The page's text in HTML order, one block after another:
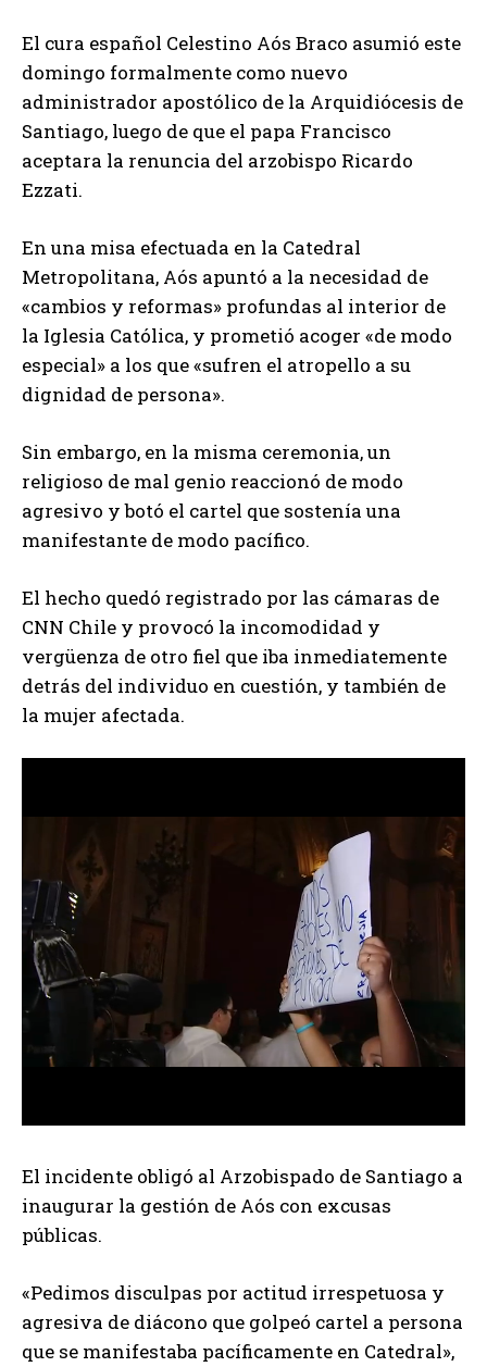
El cura español Celestino Aós Braco asumió este
domingo formalmente como nuevo
administrador apostólico de la Arquidiócesis de
Santiago, luego de que el papa Francisco
aceptara la renuncia del arzobispo Ricardo
Ezzati.
En una misa efectuada en la Catedral
Metropolitana, Aós apuntó a la necesidad de
«cambios y reformas» profundas al interior de
la Iglesia Católica, y prometió acoger «de modo
especial» a los que «sufren el atropello a su
dignidad de persona».
Sin embargo, en la misma ceremonia, un
religioso de mal genio reaccionó de modo
agresivo y botó el cartel que sostenía una
manifestante de modo pacífico.
El hecho quedó registrado por las cámaras de
CNN Chile y provocó la incomodidad y
vergüenza de otro fiel que iba inmediatemente
detrás del individuo en cuestión, y también de
la mujer afectada.
El incidente obligó al Arzobispado de Santiago a
inaugurar la gestión de Aós con excusas
públicas.
«Pedimos disculpas por actitud irrespetuosa y
agresiva de diácono que golpeó cartel a persona
que se manifestaba pacíficamente en Catedral»,